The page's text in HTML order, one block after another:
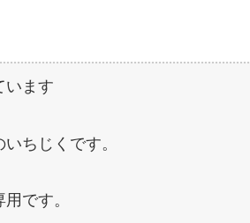
います
ちじくです。
です。